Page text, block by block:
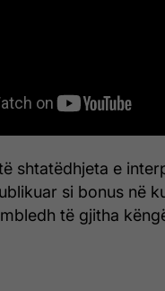
shtatëdhjeta e
si bonus në
të gjitha